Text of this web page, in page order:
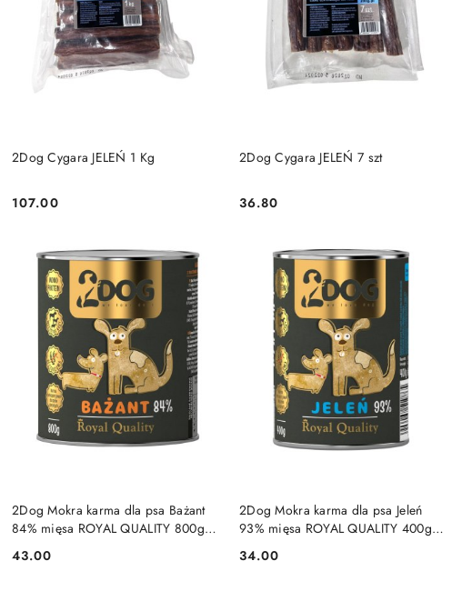
2Dog Cygara JELEŃ 1 Kg
Cena:
107.00
DO KOSZYKA 2Dog Cygara JELEŃ 7 szt
Cena:
36.80
DO KOSZYKA
2Dog Mokra karma dla psa Bażant
84% mięsa ROYAL QUALITY 800g
Cena:
43.00
DO KOSZYKA
2Dog Mokra karma dla psa Jeleń
93% mięsa ROYAL QUALITY 400g
Cena:
34.00
DO KOSZYKA